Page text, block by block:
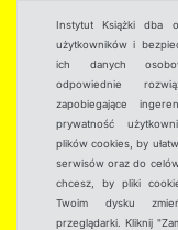
Instytut Książki dba
użytkowników i
ich danych
odpowiednie
zapobiegające
prywatność
plików cookies, by
serwisów oraz do
chcesz, by pliki
Twoim dysku
przeglądarki. Kliknij